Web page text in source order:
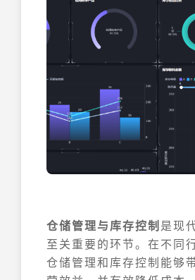
仓储管理与库存控制是现
至关重要的环节。在不同
仓储管理和库存控制能够